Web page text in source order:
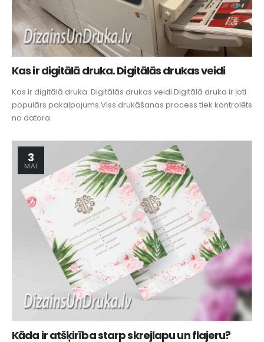
Kas ir digitālā druka. Digitālās drukas veidi
Kas ir digitālā druka. Digitālās drukas veidi.Digitālā druka ir ļoti
populārs pakalpojums.Viss drukāšanas process tiek kontrolēts
no datora.
3
MAI
Kāda ir atšķirība starp skrejlapu un flajeru?